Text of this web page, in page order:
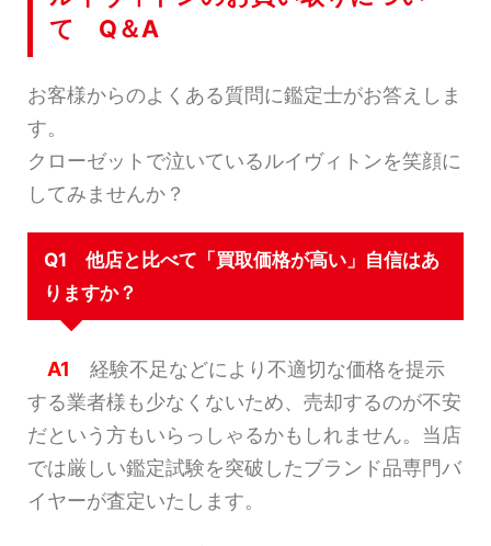
て Q＆A
お客様からのよくある質問に鑑定士がお答えしま
す。
クローゼットで泣いているルイヴィトンを笑顔に
してみませんか？
Q1 他店と比べて「買取価格が高い」自信はあ
りますか？
A1 経験不足などにより不適切な価格を提示
する業者様も少なくないため、売却するのが不安
だという方もいらっしゃるかもしれません。当店
では厳しい鑑定試験を突破したブランド品専門バ
イヤーが査定いたします。